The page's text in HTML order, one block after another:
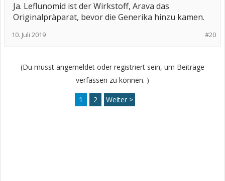
Ja. Leflunomid ist der Wirkstoff, Arava das
Originalpräparat, bevor die Generika hinzu kamen.
#20
10. Juli 2019
(Du musst angemeldet oder registriert sein, um Beiträge
verfassen zu können. )
1 2 Weiter >